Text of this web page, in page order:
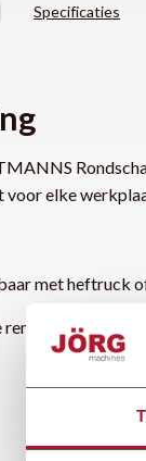
Specificaties
voor elke
met heftruck
voor 2